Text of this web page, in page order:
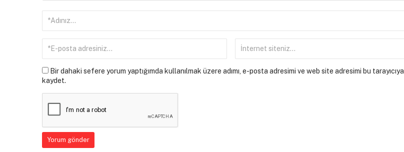
Bir dahaki sefere yorum yaptığımda kullanılmak üzere adımı, e-posta adresimi ve web site adresimi bu tarayıcıya
kaydet.